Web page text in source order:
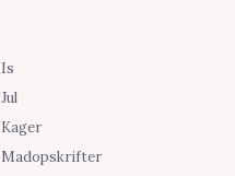
Is
Jul
Kager
Madopskrifter